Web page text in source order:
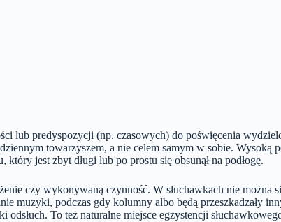
lub predyspozycji (np. czasowych) do poświęcenia
towarzyszem, a nie celem samym w sobie. Wysoką
jest zbyt długi lub po prostu się obsunął na podłogę.
czy wykonywaną czynność. W słuchawkach nie można
muzyki, podczas gdy kolumny albo będą przeszkadzały
To też naturalne miejsce egzystencji